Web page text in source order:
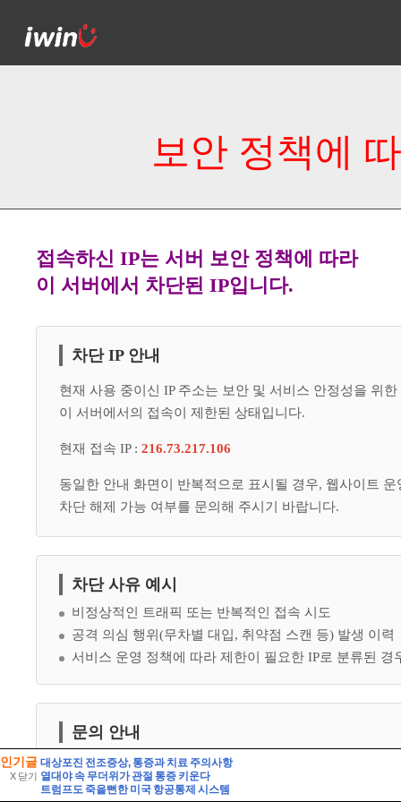
인기글
X 닫기
대상포진 전조증상, 통증과 치료 주의사항
열대야 속 무더위가 관절 통증 키운다
트럼프도 죽을뻔한 미국 항공통제 시스템